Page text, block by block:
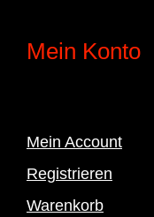
Mein Konto
Mein Account
Registrieren
Warenkorb